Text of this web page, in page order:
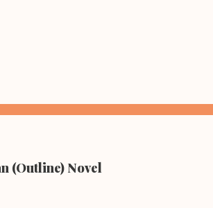
(Outline) Novel